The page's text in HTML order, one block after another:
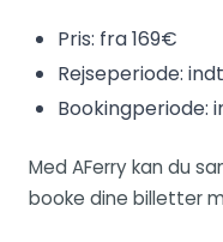
Pris: fra 169€
Rejseperiode:
Bookingperiode:
Med AFerry kan du
booke dine billetter